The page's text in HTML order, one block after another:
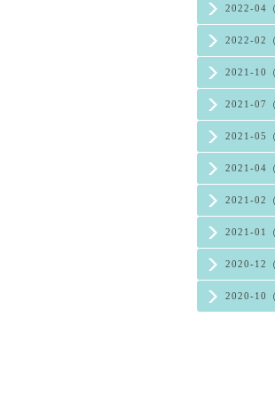
2022-04（
2022-02（
2021-10（
2021-07（
2021-05（
2021-04
2021-02
2021-01
2020-12（
2020-10（